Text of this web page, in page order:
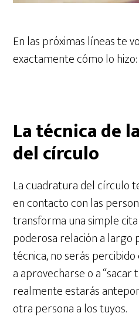
En las próximas líneas te
exactamente cómo lo hizo:
La técnica de
del círculo
La cuadratura del círculo
en contacto con las
transforma una simple
poderosa relación a largo
técnica, no serás
a aprovecharse o a “sacar
realmente estarás
otra persona a los tuyos.